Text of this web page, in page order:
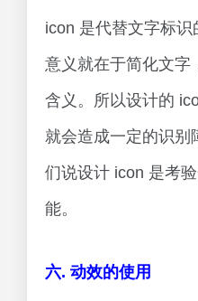
icon 是代替文字标
意义就在于简化文字
含义。所以设计的
就会造成一定的识别
们说设计 icon 是考
能。
六. 动效的使用